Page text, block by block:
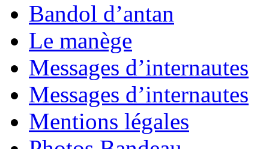
Bandol d’antan
Le manège
Messages d’internautes
Messages d’internautes
Mentions légales